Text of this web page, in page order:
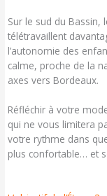
Sur le sud du Bassin,
télétravaillent
l’autonomie des
calme, proche de la
axes vers Bordeaux.
Réfléchir à votre
qui ne vous limitera
votre rythme dans
plus confortable… et